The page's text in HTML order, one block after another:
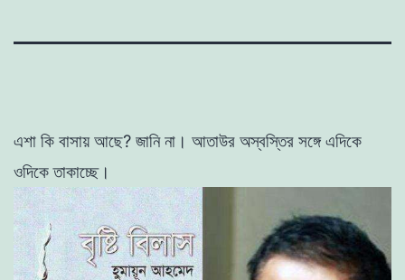
এশা কি বাসায়আছে? জানিনা । আতাউর অস্বস্তির সঙ্গেএদিকে
ওদিকেতাকাচ্ছে।